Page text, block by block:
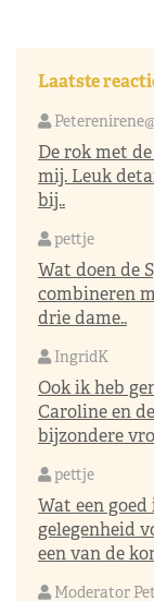
Laatste
De rok met
mij. Leuk
bij..
pettje
Wat doen de
combineren
drie dame..
IngridK
Ook ik heb
Caroline en
bijzondere
pettje
Wat een
gelegenheid
een van de
Moderator